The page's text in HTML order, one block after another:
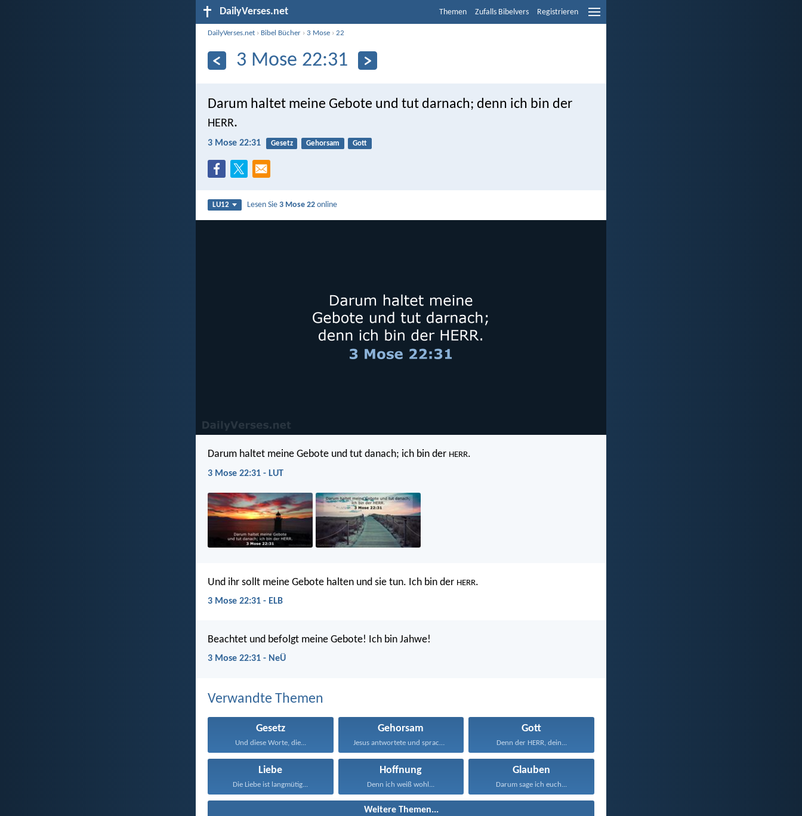
DailyVerses.net Themen Zufalls Bibelvers Registrieren
DailyVerses.net › Bibel Bücher ›3 Mose ›22
3 Mose 22:31
Darum haltet meine Gebote und tut darnach; denn ich bin der
HERR.
3 Mose 22:31 Gesetz Gehorsam Gott
LU12 Lesen Sie3 Mose 22 online
Darum haltet meine Gebote und tut danach; ich bin der HERR.
3 Mose 22:31 - LUT
Und ihr sollt meine Gebote halten und sie tun. Ich bin der HERR.
3 Mose 22:31 - ELB
Beachtet und befolgt meine Gebote! Ich bin Jahwe!
3 Mose 22:31 - NeÜ
Verwandte Themen
Gesetz
Und diese Worte, die...
Gehorsam
Jesus antwortete und sprach...
Gott
Denn der HERR, dein...
Liebe
Die Liebe ist langmütig...
Hoffnung
Denn ich weiß wohl...
Glauben
Darum sage ich euch...
Weitere Themen...